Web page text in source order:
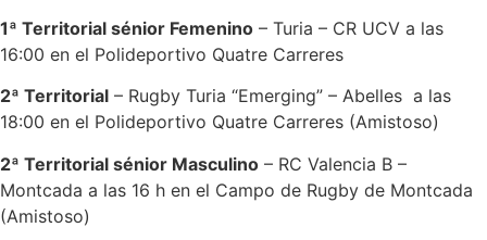
1ª Territorial sénior Femenino – Turia – CR UCV a las
16:00 en el Polideportivo Quatre Carreres
2ª Territorial – Rugby Turia “Emerging” – Abelles a las
18:00 en el Polideportivo Quatre Carreres (Amistoso)
2ª Territorial sénior Masculino – RC Valencia B –
Montcada a las 16 h en el Campo de Rugby de Montcada
(Amistoso)